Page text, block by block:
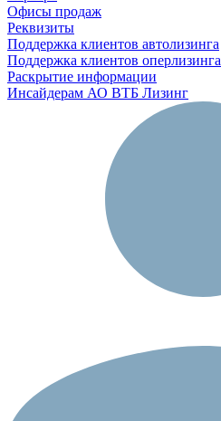
Офисы продаж
Реквизиты
Поддержка клиентов автолизинга
Поддержка клиентов оперлизинга
Раскрытие информации
Инсайдерам АО ВТБ Лизинг